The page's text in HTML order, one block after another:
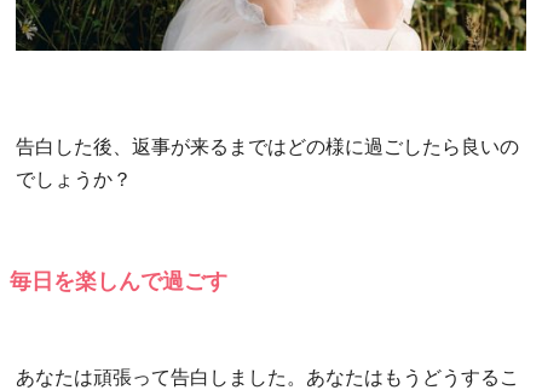
告白した後、返事が来るまではどの様に過ごしたら良いの
でしょうか？
毎日を楽しんで過ごす
あなたは頑張って告白しました。あなたはもうどうするこ